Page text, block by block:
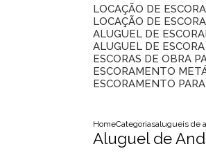
LOCAÇÃO DE
LOCAÇÃO DE
ALUGUEL DE
ALUGUEL DE
ESCORAS DE OBRA
ESCORAMENTO
ESCORAMENTO
HomeCategoriasalugueis de
Aluguel de